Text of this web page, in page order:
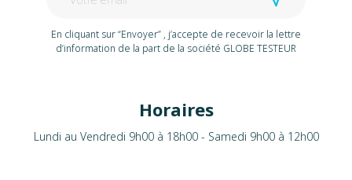
En cliquant sur “Envoyer” , j’accepte de recevoir la lettre
d’information de la part de la société GLOBE TESTEUR
Horaires
Lundi au Vendredi 9h00 à 18h00 - Samedi 9h00 à 12h00